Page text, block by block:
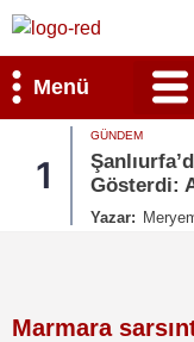
Menü
1
GÜNDEM
Gösterdi:
Yazar:
Marmara